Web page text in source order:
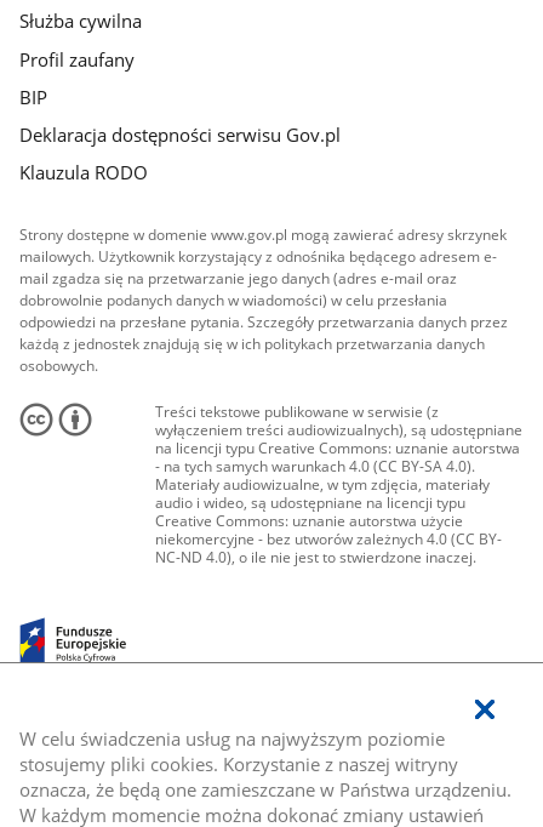
W celu świadczenia usług na najwyższym poziomie
stosujemy pliki cookies. Korzystanie z naszej witryny
oznacza, że będą one zamieszczane w Państwa urządzeniu.
W każdym momencie można dokonać zmiany ustawień
Służba cywilna
Profil zaufany
BIP
Deklaracja dostępności serwisu Gov.pl
Klauzula RODO
Strony dostępne w domenie www.gov.pl mogą zawierać adresy skrzynek
mailowych. Użytkownik korzystający z odnośnika będącego adresem e-
mail zgadza się na przetwarzanie jego danych (adres e-mail oraz
dobrowolnie podanych danych w wiadomości) w celu przesłania
odpowiedzi na przesłane pytania. Szczegóły przetwarzania danych przez
każdą z jednostek znajdują się w ich politykach przetwarzania danych
osobowych.
Treści tekstowe publikowane w serwisie (z
wyłączeniem treści audiowizualnych), są udostępniane
na licencji typu Creative Commons: uznanie autorstwa
- na tych samych warunkach 4.0 (CC BY-SA 4.0).
Materiały audiowizualne, w tym zdjęcia, materiały
audio i wideo, są udostępniane na licencji typu
Creative Commons: uznanie autorstwa użycie
niekomercyjne - bez utworów zależnych 4.0 (CC BY-
NC-ND 4.0), o ile nie jest to stwierdzone inaczej.